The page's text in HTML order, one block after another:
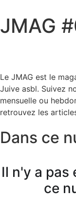
JMAG
Le JMAG est le
Juive asbl. Suivez
mensuelle ou
retrouvez les
Dans ce
Il n'y a pas
ce